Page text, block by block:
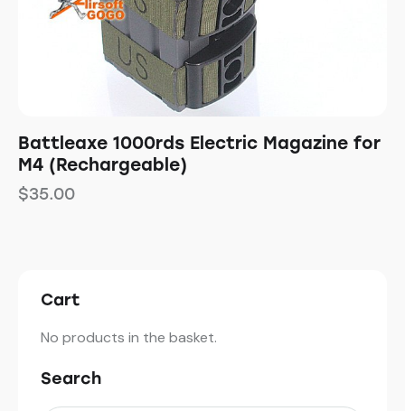
Battleaxe 1000rds Electric Magazine for
M4 (Rechargeable)
$35.00
Cart
No products in the basket.
Search